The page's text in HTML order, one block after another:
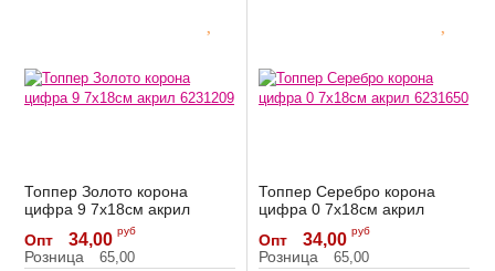
Топпер Золото корона
цифра 9 7х18см акрил
Артикул: 6231209
Опт 34,00 руб
Розница 65,00
Топпер Серебро корона
цифра 0 7х18см акрил
Артикул: 6231650
Опт 34,00 руб
Розница 65,00